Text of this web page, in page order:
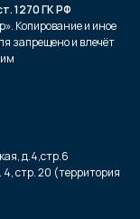
1270 ГК РФ
Копирование и иное
запрещено и влечёт
д.4,стр.6
4, стр. 20 (территория